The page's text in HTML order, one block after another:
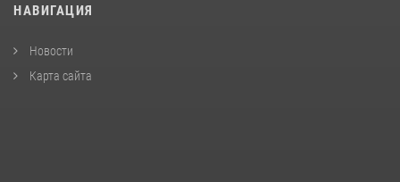
НАВИГАЦИЯ
Новости
Карта сайта